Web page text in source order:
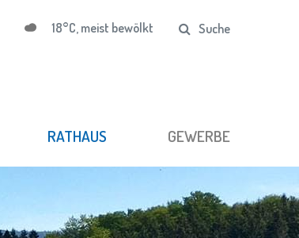
18°C, meist bewölkt Suche
RATHAUS GEWERBE